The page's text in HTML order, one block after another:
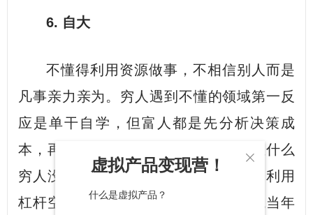
6. 自大
不懂得利用资源做事，不相信别人而是
凡事亲力亲为。穷人遇到不懂的领域第一反
应是单干自学，但富人都是先分析决策成
本，再请专业的人做专业的事情。别扯什么
穷人没钱只能靠自己，有头脑的穷人会利用
杠杆空手套白狼——去读读冯仑潘石屹当年

虚拟产品变现营！
什么是虚拟产品？